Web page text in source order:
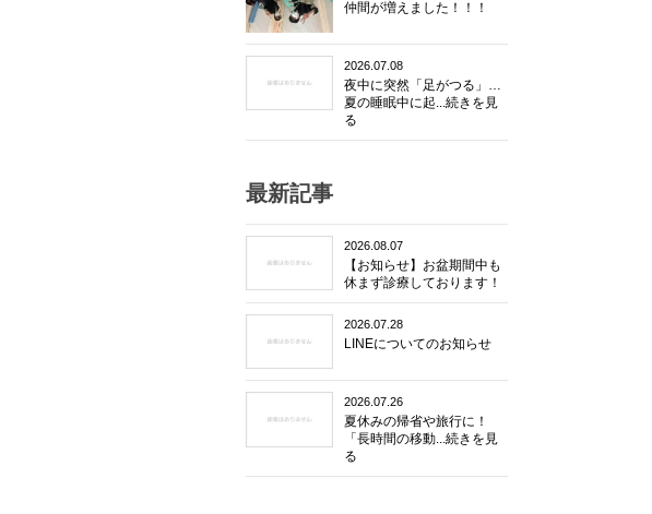
仲間が増えました！！！
2026.07.08
夜中に突然「足がつる」…
夏の睡眠中に起...続きを見
る
最新記事
2026.08.07
【お知らせ】お盆期間中も
休まず診療しております！
2026.07.28
LINEについてのお知らせ
2026.07.26
夏休みの帰省や旅行に！
「長時間の移動...続きを見
る